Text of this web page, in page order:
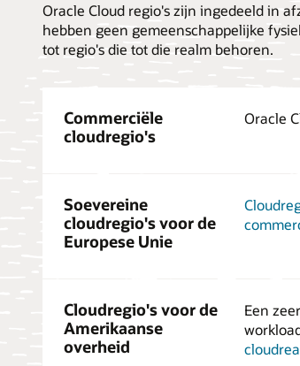
Oracle Cloud regio's zijn ingedeeld in
hebben geen gemeenschappelijke
tot regio's die tot die realm behoren.
Commerciële
cloudregio's
Oracle
Soevereine
cloudregio's voor de
Europese Unie
Cloudregio's voor de
Amerikaanse
overheid
Een